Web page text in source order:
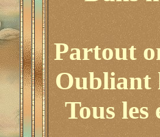
Partout
Oubliant
Tous